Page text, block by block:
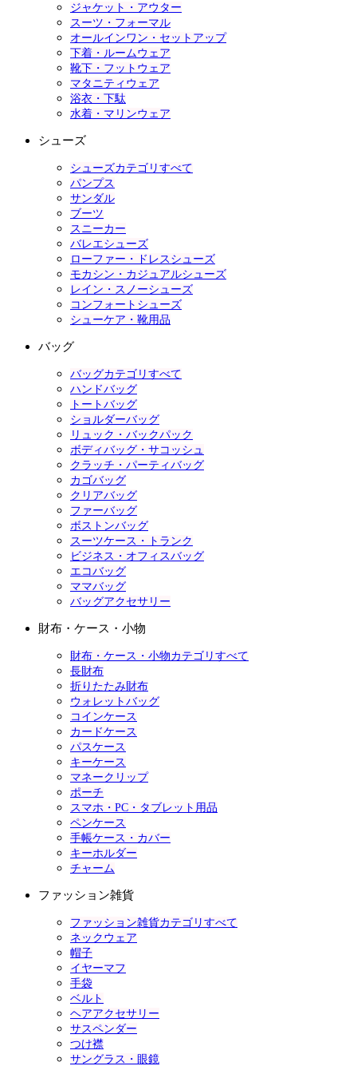
ジャケット・アウター
スーツ・フォーマル
オールインワン・セットアップ
下着・ルームウェア
靴下・フットウェア
マタニティウェア
浴衣・下駄
水着・マリンウェア
シューズ
シューズカテゴリすべて
パンプス
サンダル
ブーツ
スニーカー
バレエシューズ
ローファー・ドレスシューズ
モカシン・カジュアルシューズ
レイン・スノーシューズ
コンフォートシューズ
シューケア・靴用品
バッグ
バッグカテゴリすべて
ハンドバッグ
トートバッグ
ショルダーバッグ
リュック・バックパック
ボディバッグ・サコッシュ
クラッチ・パーティバッグ
カゴバッグ
クリアバッグ
ファーバッグ
ボストンバッグ
スーツケース・トランク
ビジネス・オフィスバッグ
エコバッグ
ママバッグ
バッグアクセサリー
財布・ケース・小物
財布・ケース・小物カテゴリすべて
長財布
折りたたみ財布
ウォレットバッグ
コインケース
カードケース
パスケース
キーケース
マネークリップ
ポーチ
スマホ・PC・タブレット用品
ペンケース
手帳ケース・カバー
キーホルダー
チャーム
ファッション雑貨
ファッション雑貨カテゴリすべて
ネックウェア
帽子
イヤーマフ
手袋
ベルト
ヘアアクセサリー
サスペンダー
つけ襟
サングラス・眼鏡